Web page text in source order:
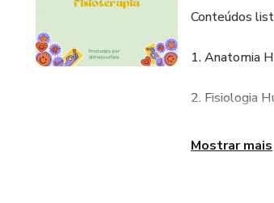
Conteúdos
1. Anatomia
2. Fisiologia
3. Fisiologia do
Mostrar mais